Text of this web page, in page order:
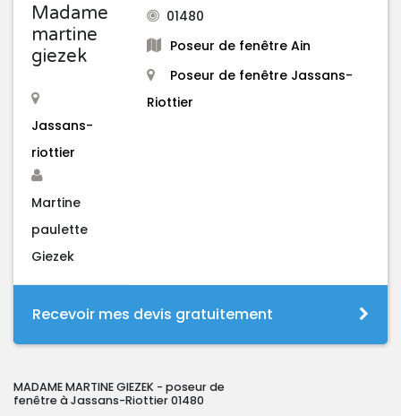
Madame
martine
giezek
Jassans-
riottier
Martine
paulette
Giezek
01480
Poseur de fenêtre Ain
Poseur de fenêtre Jassans-
Riottier
Recevoir mes devis gratuitement
MADAME MARTINE GIEZEK - poseur de
fenêtre à Jassans-Riottier 01480